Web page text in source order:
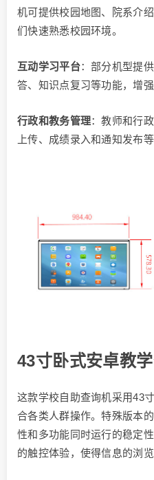
机可提供校园地图、院系介
们快速熟悉校园环境。
互动学习平台：部分机型提
答、知识点复习等功能，增
行政和教务管理：教师和行
上传、成绩录入和通知发布
43寸卧式安卓教
这款学校自助查询机采用43
合各类人群操作。特殊版本
性和多功能同时运行的稳定
的触控体验，使得信息的浏